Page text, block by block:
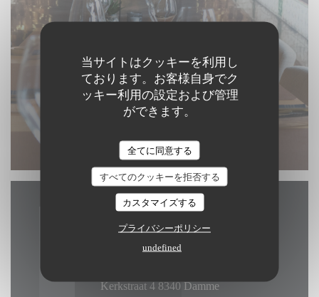
当サイトはクッキーを利用し
ております。お客様自身でク
ッキー利用の設定および管理
ができます。
全てに同意する
すべてのクッキーを拒否する
カスタマイズする
プライバシーポリシー
undefined
アクセス/お問い合わせ
Kerkstraat 4 8340 Damme((新しいウィンド